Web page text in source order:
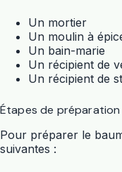
Un mortier
Un moulin à
Un bain-marie
Un récipient de
Un récipient de
Étapes de préparation
Pour préparer le
suivantes :